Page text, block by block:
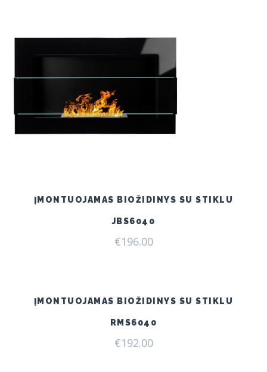
ĮMONTUOJAMAS BIOŽIDINYS SU STIKLU
JBS6040
€196.00
ĮMONTUOJAMAS BIOŽIDINYS SU STIKLU
RMS6040
€192.00